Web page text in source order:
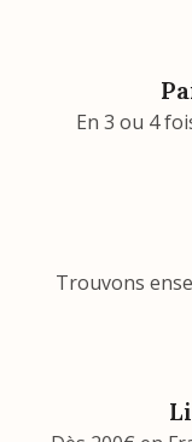
En 3 ou 4
Trouvons